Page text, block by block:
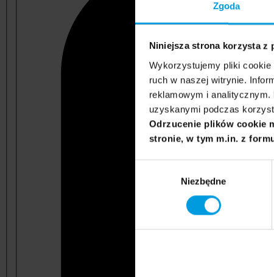
Zgoda
Niniejsza strona korzysta z
Wykorzystujemy pliki cookie
ruch w naszej witrynie.
reklamowym i
uzyskanymi podczas
Odrzucenie plików cookie
stronie, w tym m.in. z
Niezbędne